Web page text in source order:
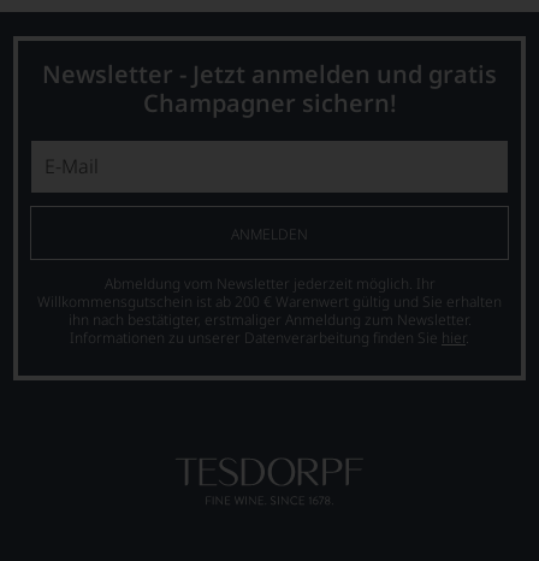
Newsletter - Jetzt anmelden und gratis
Champagner sichern!
ANMELDEN
Abmeldung vom Newsletter jederzeit möglich. Ihr
Willkommensgutschein ist ab 200 € Warenwert gültig und Sie erhalten
ihn nach bestätigter, erstmaliger Anmeldung zum Newsletter.
Informationen zu unserer Datenverarbeitung finden Sie hier.